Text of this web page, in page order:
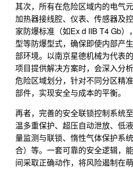
其次，所有在危险区域内的电气
加热器接线腔、仪表、传感器及
家防爆标准（如Ex d IIB T4 Gb）
型等防爆型式，确保即使内部产
部环境。以南京星德机械为代表
项目提供解决方案时，会深入分
危险区域划分，针对不同分区精
部件，实现安全与成本的平衡。
再者，完善的安全联锁控制系统
温多重保护、超压自动泄放、低
量监测与联锁、惰性气体保护系
合）等。一套可靠的安全逻辑，
间采取正确动作，将风险遏制在萌